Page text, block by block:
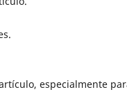
especialmente